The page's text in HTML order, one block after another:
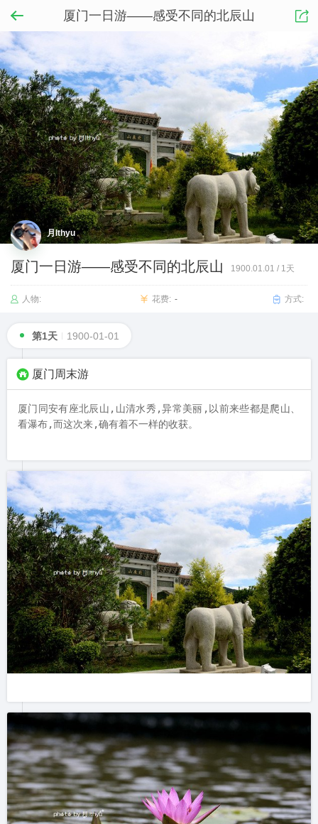
厦门一日游——感受不同的北辰山
月lthyu
厦门一日游——感受不同的北辰山 1900.01.01 / 1天
人物: 花费: - 方式:
第1天 1900-01-01
厦门周末游
厦门同安有座北辰山,山清水秀,异常美丽,以前来些都是爬山、